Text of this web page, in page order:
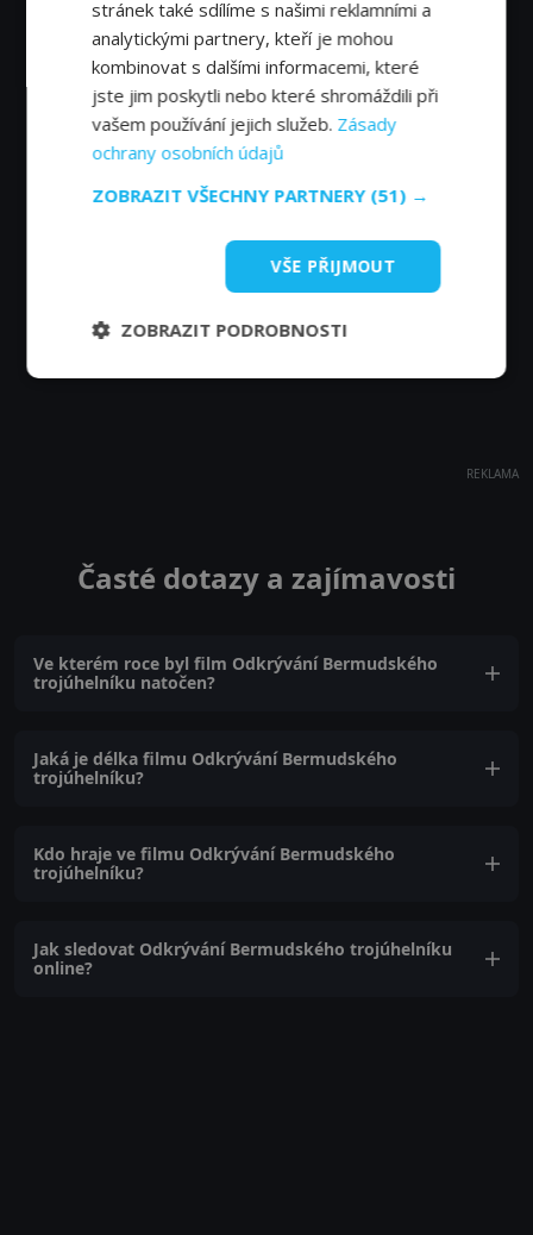
REKLAMA
Časté dotazy a zajímavosti
Ve kterém roce byl film Odkrývání Bermudského
trojúhelníku natočen?
Jaká je délka filmu Odkrývání Bermudského
trojúhelníku?
Kdo hraje ve filmu Odkrývání Bermudského
trojúhelníku?
Jak sledovat Odkrývání Bermudského trojúhelníku
online?
stránek také sdílíme s našimi reklamními a
analytickými partnery, kteří je mohou
kombinovat s dalšími informacemi, které
jste jim poskytli nebo které shromáždili při
vašem používání jejich služeb. Zásady
ochrany osobních údajů
ZOBRAZIT VŠECHNY PARTNERY (51) →
VŠE PŘIJMOUT
ZOBRAZIT PODROBNOSTI